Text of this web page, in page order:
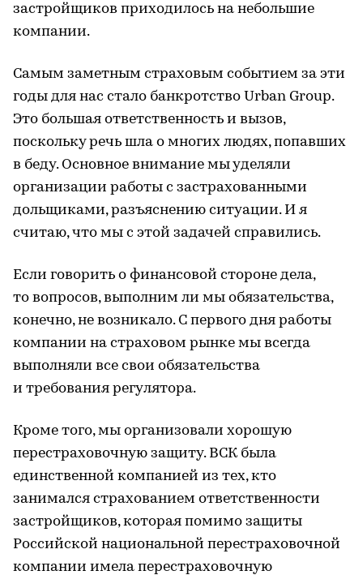
застройщиков приходилось на небольшие
компании.
Самым заметным страховым событием за эти
годы для нас стало банкротство Urban Group.
Это большая ответственность и вызов,
поскольку речь шла о многих людях, попавших
в беду. Основное внимание мы уделяли
организации работы с застрахованными
дольщиками, разъяснению ситуации. И я
считаю, что мы с этой задачей справились.
Если говорить о финансовой стороне дела,
то вопросов, выполним ли мы обязательства,
конечно, не возникало. С первого дня работы
компании на страховом рынке мы всегда
выполняли все свои обязательства
и требования регулятора.
Кроме того, мы организовали хорошую
перестраховочную защиту. ВСК была
единственной компанией из тех, кто
занимался страхованием ответственности
застройщиков, которая помимо защиты
Российской национальной перестраховочной
компании имела перестраховочную